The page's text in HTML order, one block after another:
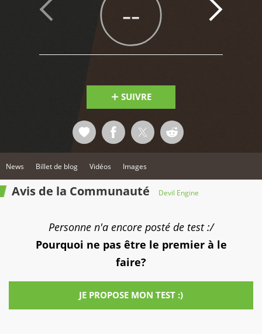
--
SUIVRE
News Billet de blog Vidéos Images
Avis de la Communauté Devil Engine
Personne n'a encore posté de test :/
Pourquoi ne pas être le premier à le
faire?
JE PROPOSE MON TEST :)